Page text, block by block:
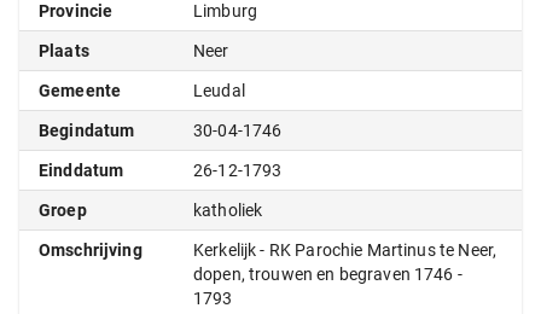
Provincie Limburg
Plaats Neer
Gemeente Leudal
Begindatum 30-04-1746
Einddatum 26-12-1793
Groep katholiek
Omschrijving
Kerkelijk - RK Parochie Martinus te Neer,
dopen, trouwen en begraven 1746 -
1793